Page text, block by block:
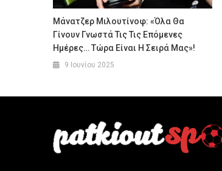
Mάνατζερ Μιλουτίνοφ: «Όλα Θα
Γίνουν Γνωστά Τις Τις Επόμενες
Ημέρες… Τώρα Είναι Η Σειρά Μας»!
9 Ιουνίου 2025